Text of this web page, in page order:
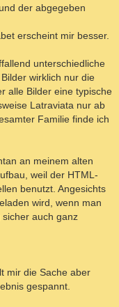
der abgegeben
erscheint mir besser.
unterschiedliche
wirklich nur die
alle Bilder eine typische
Latraviata nur ab
Familie finde ich
an meinem alten
weil der HTML-
benutzt. Angesichts
wird, wenn man
auch ganz
mir die Sache aber
gespannt.